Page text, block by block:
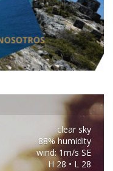
clear sky
88% humidity
wind: 1m/s SE
H 28 • L 28